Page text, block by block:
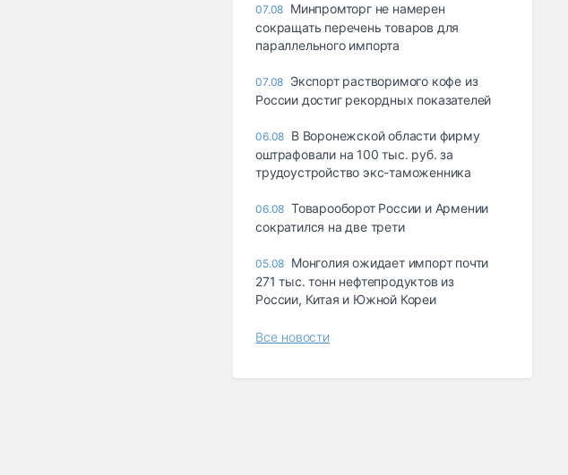
07.08 Минпромторг не намерен
сокращать перечень товаров для
параллельного импорта
07.08 Экспорт растворимого кофе из
России достиг рекордных показателей
06.08 В Воронежской области фирму
оштрафовали на 100 тыс. руб. за
трудоустройство экс-таможенника
06.08 Товарооборот России и Армении
сократился на две трети
05.08 Монголия ожидает импорт почти
271 тыс. тонн нефтепродуктов из
России, Китая и Южной Кореи
Все новости